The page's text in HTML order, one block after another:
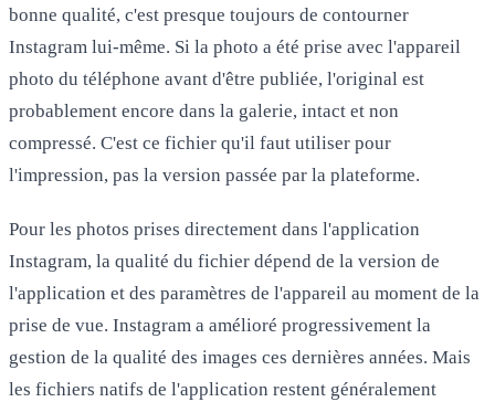
bonne qualité, c'est presque toujours de contourner
Instagram lui-même. Si la photo a été prise avec l'appareil
photo du téléphone avant d'être publiée, l'original est
probablement encore dans la galerie, intact et non
compressé. C'est ce fichier qu'il faut utiliser pour
l'impression, pas la version passée par la plateforme.
Pour les photos prises directement dans l'application
Instagram, la qualité du fichier dépend de la version de
l'application et des paramètres de l'appareil au moment de la
prise de vue. Instagram a amélioré progressivement la
gestion de la qualité des images ces dernières années. Mais
les fichiers natifs de l'application restent généralement